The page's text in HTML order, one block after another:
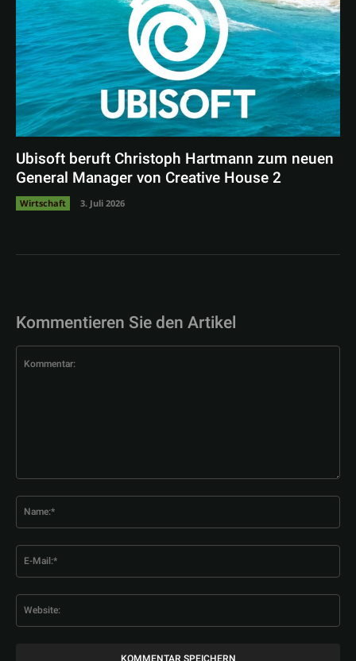
Ubisoft beruft Christoph Hartmann zum neuen
General Manager von Creative House 2
Wirtschaft 3. Juli 2026
Kommentieren Sie den Artikel